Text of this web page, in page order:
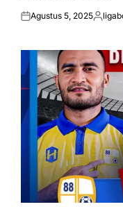
Posted
Agustus 5, 2025Posted